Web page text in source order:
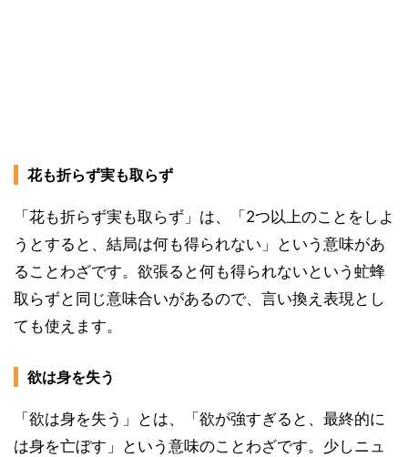
花も折らず実も取らず
「花も折らず実も取らず」は、「2つ以上のことをしよ
うとすると、結局は何も得られない」という意味があ
ることわざです。欲張ると何も得られないという虻蜂
取らずと同じ意味合いがあるので、言い換え表現とし
ても使えます。
欲は身を失う
「欲は身を失う」とは、「欲が強すぎると、最終的に
は身を亡ぼす」という意味のことわざです。少しニュ